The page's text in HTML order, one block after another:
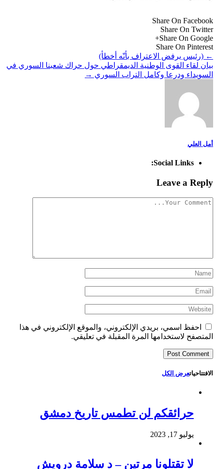
Share On Facebook
Share On Twitter
Share On Google+
Share On Pinterest
← (رئيس يرفض الاعتراف بأنّه أخطأ)
بيان لقاء القوى الوطنية الديمقراطي حول حراك شعبنا السوري في
السويداء ودرعا وكامل التراب السوري →
أمل العلي
Social Links:
Leave a Reply
احفظ اسمي، بريدي الإلكتروني، والموقع الإلكتروني في هذا
المتصفح لاستخدامها المرة المقبلة في تعليقي.
الافتتاحياتعرض الكل
حرائقكم لن تطمس تاريخ دمشق
يوليو 17, 2023
لا تقتلونا مرتين – د سلامة درويش